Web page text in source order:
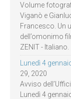
Volume
Viganò e
Francesco. Un
dell’omonimo
ZENIT - Italiano.
Lunedì 4
29, 2020
Avviso
Lunedì 4